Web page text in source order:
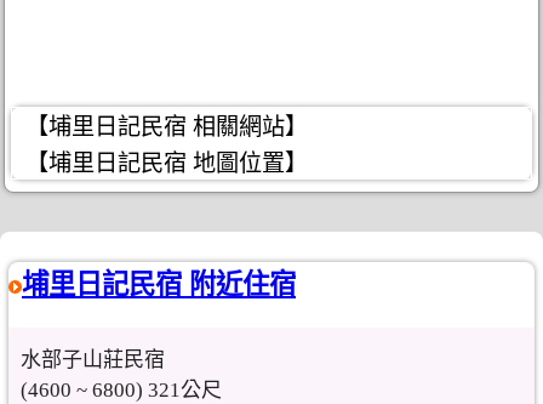
【埔里日記民宿 相關網站】
【埔里日記民宿 地圖位置】
埔里日記民宿 附近住宿
水部子山莊民宿
(4600 ~ 6800) 321公尺